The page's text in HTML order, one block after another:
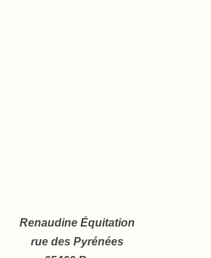
Renaudine Équitation
rue des Pyrénées